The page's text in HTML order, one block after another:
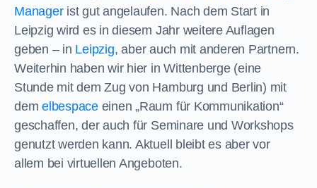
Managerist gut angelaufen. Nach dem Start in
Leipzig wird es in diesem Jahr weitere Auflagen
geben – in Leipzig, aber auch mit anderen Partnern.
Weiterhin haben wir hier in Wittenberge (eine
Stunde mit dem Zug von Hamburg und Berlin) mit
demelbespaceeinen „Raum für Kommunikation“
geschaffen, der auch für Seminare und Workshops
genutzt werden kann. Aktuell bleibt es aber vor
allem bei virtuellen Angeboten.